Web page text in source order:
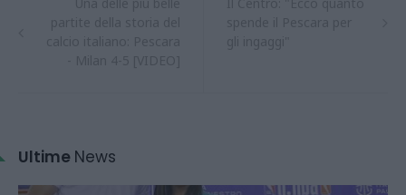
Ultime News